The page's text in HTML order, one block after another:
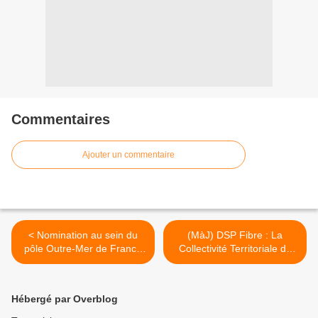
Commentaires
Ajouter un commentaire
< Nomination au sein du
pôle Outre-Mer de France
Télévisions
(MàJ) DSP Fibre : La
Collectivité Territoriale de
Guyane sélectionne Orange
Hébergé par Overblog